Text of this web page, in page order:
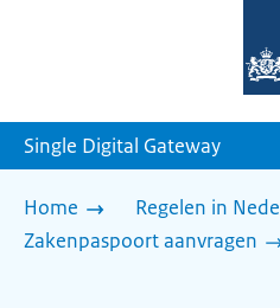
Single Digital Gateway
Home
Regelen in
Zakenpaspoort aanvragen